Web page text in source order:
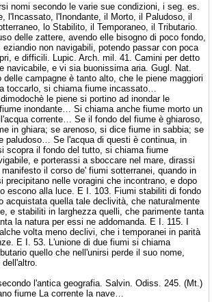
nomi secondo le varie sue condizioni, i seg. es.
l'Incassato, l'Inondante, il Morto, il Paludoso, il
lo Stabilito, il Temporaneo, il Tributario.
delle zattere, avendo elle bisogno di poco fondo,
non navigabili, potendo passar con poca
e difficili. Lupic. Arch. mil. 41. Camini per detto
navicabile, e vi sia buonissima aria. Gugl. Nat.
campagne è tanto alto, che le piene maggiori
toccarlo, si chiama fiume incassato…
le piene si portino ad inondar le
inondante… Si chiama anche fiume morto un
corrente… Se il fondo del fiume è ghiaroso,
in ghiara; se arenoso, si dice fiume in sabbia; se
paludoso… Se l'acqua di questi è continua, in
scopra il fondo del tutto, si chiama fiume
e porterassi a sboccare nel mare, dirassi
il corso de' fiumi sotterranei, quando in
precipitano nelle voragini che incontrano, e dopo
escono alla luce. E I. 103. Fiumi stabiliti di fondo
acquistata quella tale declività, che naturalmente
e stabiliti in larghezza quelli, che parimente tanta
la natura per essi ne addomanda. E I. 115. I
volta meno declivi, che i temporanei in parità
E I. 53. L'unione di due fiumi si chiama
quello che nell'unirsi perde il suo nome,
l'antica geografia. Salvin. Odiss. 245. (Mt.)
fiume La corrente la nave…